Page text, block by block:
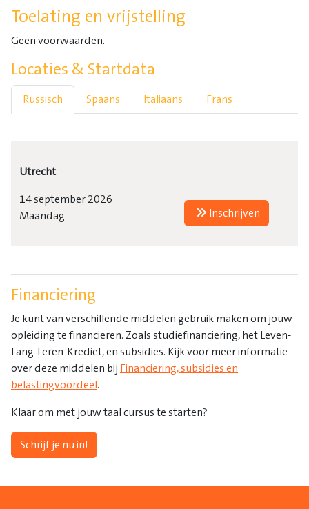
Toelating en vrijstelling
Geen voorwaarden.
Locaties & Startdata
Russisch Spaans Italiaans Frans
Utrecht
14 september 2026
Maandag
Inschrijven
Financiering
Je kunt van verschillende middelen gebruik maken om jouw
opleiding te financieren. Zoals studiefinanciering, het Leven-
Lang-Leren-Krediet, en subsidies. Kijk voor meer informatie
over deze middelen bij Financiering, subsidies en
belastingvoordeel .
Klaar om met jouw taal cursus te starten?
Schrijf je nu in!